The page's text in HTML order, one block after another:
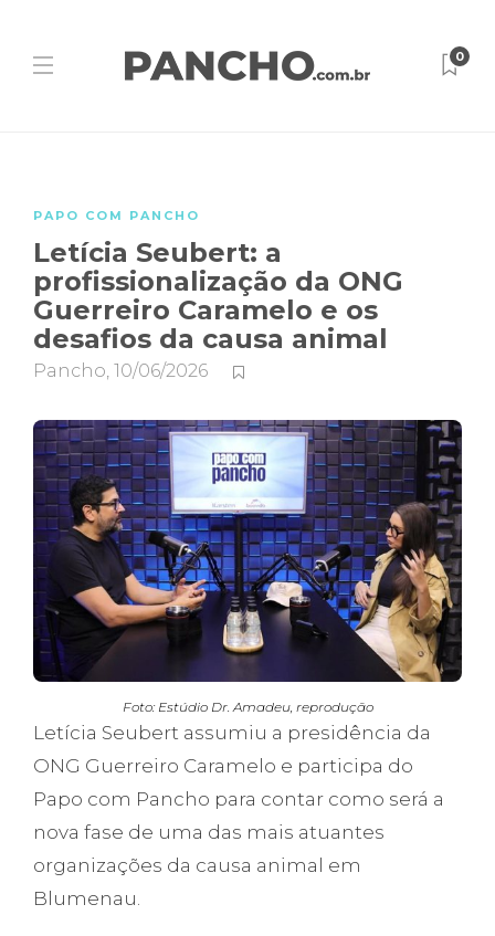
0
PAPO COM PANCHO
Letícia Seubert: a
profissionalização da ONG
Guerreiro Caramelo e os
desafios da causa animal
Pancho, 10/06/2026
Foto: Estúdio Dr. Amadeu, reprodução
Letícia Seubert assumiu a presidência da
ONG Guerreiro Caramelo e participa do
Papo com Pancho para contar como será a
nova fase de uma das mais atuantes
organizações da causa animal em
Blumenau.